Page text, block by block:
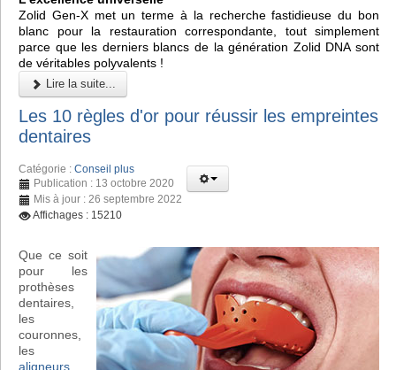
Zolid Gen-X met un terme à la recherche fastidieuse du bon
blanc pour la restauration correspondante, tout simplement
parce que les derniers blancs de la génération Zolid DNA sont
de véritables polyvalents !
Lire la suite...
Les 10 règles d'or pour réussir les empreintes
dentaires
Catégorie : Conseil plus
Publication : 13 octobre 2020
Mis à jour : 26 septembre 2022
Affichages : 15210
Que ce soit
pour les
prothèses
dentaires,
les
couronnes,
les
aligneurs